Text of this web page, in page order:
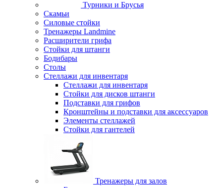
Турники и Брусья
Скамьи
Силовые стойки
Тренажеры Landmine
Расширители грифа
Стойки для штанги
Бодибары
Столы
Стеллажи для инвентаря
Стеллажи для инвентаря
Стойки для дисков штанги
Подставки для грифов
Кронштейны и подставки для аксессуаров
Элементы стеллажей
Стойки для гантелей
Тренажеры для залов